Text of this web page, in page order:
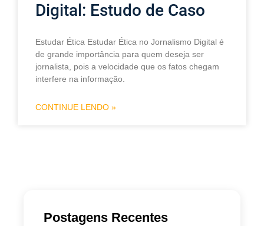
Digital: Estudo de Caso
Estudar Ética Estudar Ética no Jornalismo Digital é
de grande importância para quem deseja ser
jornalista, pois a velocidade que os fatos chegam
interfere na informação.
CONTINUE LENDO »
Postagens Recentes